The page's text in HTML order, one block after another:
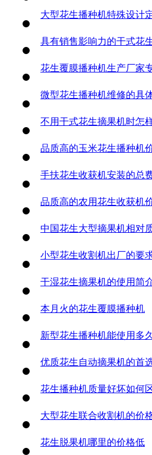
大型花生播种机特殊设计
具有销售影响力的干式花
花生覆膜播种机生产厂家
微型花生播种机维修的具
不用干式花生摘果机时怎
品质高的玉米花生播种机
手扶花生收获机安装的总
品质高的农用花生收获机
中国花生大型摘果机相对
小型花生收割机出厂的要
干湿花生摘果机的使用简
本月火的花生覆膜播种机
新型花生播种机能使用多久
优质花生自动摘果机的首
花生播种机质量好坏如何
大型花生联合收割机的价
花生脱果机哪里的价格低